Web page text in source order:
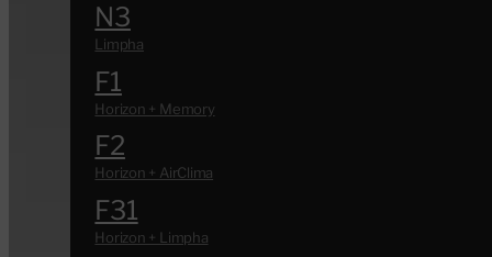
N3
F1
F2
F31